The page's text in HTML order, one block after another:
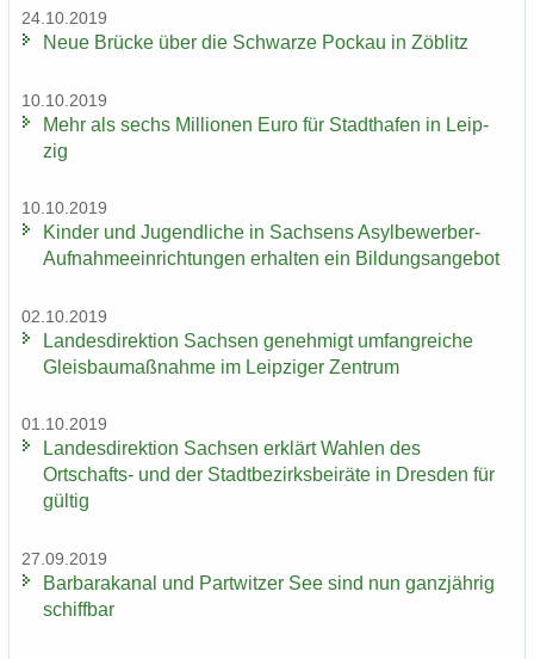
24.10.2019
Neue Brü­cke über die Schwar­ze Po­ckau in Zö­blitz
10.10.2019
Mehr als sechs Mil­lio­nen Euro für Stadt­ha­fen in Leip­
zig
10.10.2019
Kin­der und Ju­gend­li­che in Sach­sens Asylbewerber-​
Aufnahmeeinrichtungen er­hal­ten ein Bil­dungs­an­ge­bot
02.10.2019
Lan­des­di­rek­ti­on Sach­sen ge­neh­migt um­fang­rei­che
Gleis­bau­maß­nah­me im Leip­zi­ger Zen­trum
01.10.2019
Lan­des­di­rek­ti­on Sach­sen er­klärt Wah­len des
Ortschafts-​ und der Stadt­be­zirks­bei­rä­te in Dres­den für
gül­tig
27.09.2019
Bar­ba­ra­ka­nal und Part­wit­zer See sind nun ganz­jäh­rig
schiff­bar